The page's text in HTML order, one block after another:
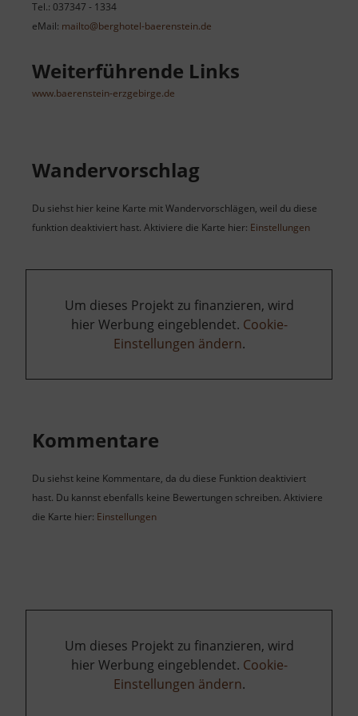
Tel.: 037347 - 1334
eMail: mailto@berghotel-baerenstein.de
Weiterführende Links
www.baerenstein-erzgebirge.de
Wandervorschlag
Du siehst hier keine Karte mit Wandervorschlägen, weil du diese
funktion deaktiviert hast. Aktiviere die Karte hier: Einstellungen
Um dieses Projekt zu finanzieren, wird
hier Werbung eingeblendet. Cookie-
Einstellungen ändern.
Kommentare
Du siehst keine Kommentare, da du diese Funktion deaktiviert
hast. Du kannst ebenfalls keine Bewertungen schreiben. Aktiviere
die Karte hier: Einstellungen
Um dieses Projekt zu finanzieren, wird
hier Werbung eingeblendet. Cookie-
Einstellungen ändern.